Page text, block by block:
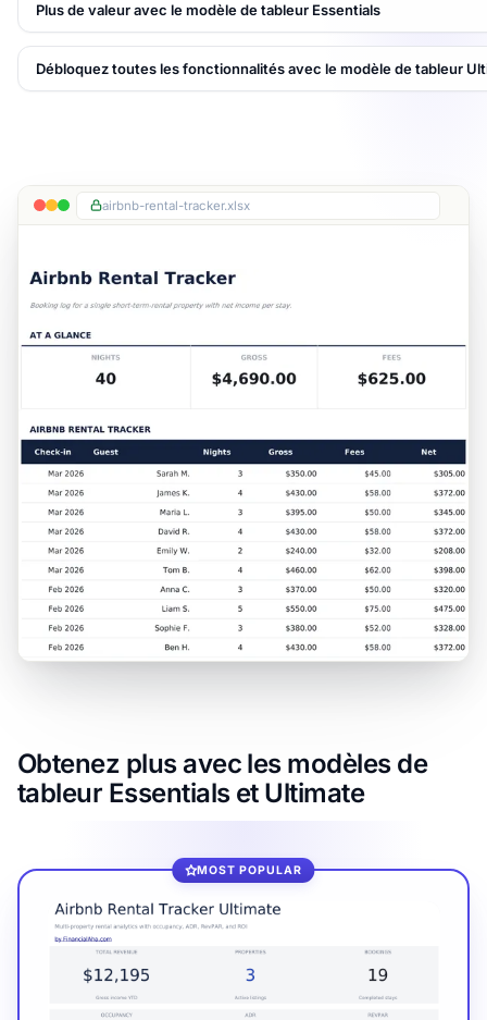
Plus de valeur avec le modèle de tableur Essentials
Débloquez toutes les fonctionnalités avec le modèle de tableur
airbnb-rental-tracker.xlsx
Obtenez plus avec les modèles de
tableur Essentials et Ultimate
MOST POPULAR